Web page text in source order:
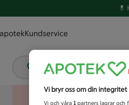
💊
Kundservice
Vad letar du efter idag?
Vi bryr oss om din integritet
Vi och våra 1 partners lagrar och